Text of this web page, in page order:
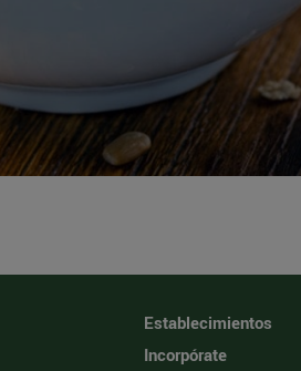
Establecimientos
Incorpórate